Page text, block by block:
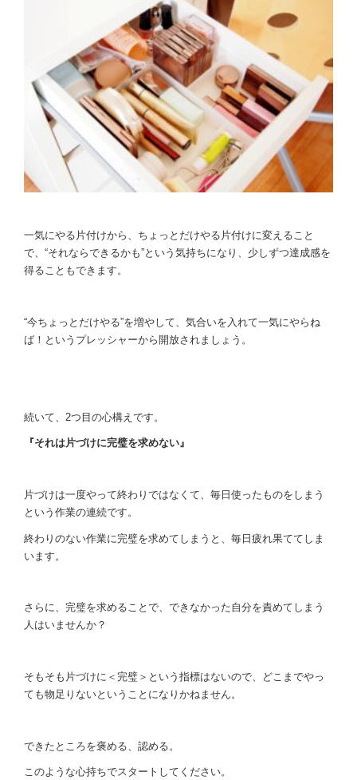
一気にやる片付けから、ちょっとだけやる片付けに変えること
で、“それならできるかも”という気持ちになり、少しずつ達成感を
得ることもできます。
“今ちょっとだけやる”を増やして、気合いを入れて一気にやらね
ば！というプレッシャーから開放されましょう。
続いて、2つ目の心構えです。
『それは片づけに完璧を求めない』
片づけは一度やって終わりではなくて、毎日使ったものをしまう
という作業の連続です。
終わりのない作業に完璧を求めてしまうと、毎日疲れ果ててしま
います。
さらに、完璧を求めることで、できなかった自分を責めてしまう
人はいませんか？
そもそも片づけに＜完璧＞という指標はないので、どこまでやっ
ても物足りないということになりかねません。
できたところを褒める、認める。
このような心持ちでスタートしてください。